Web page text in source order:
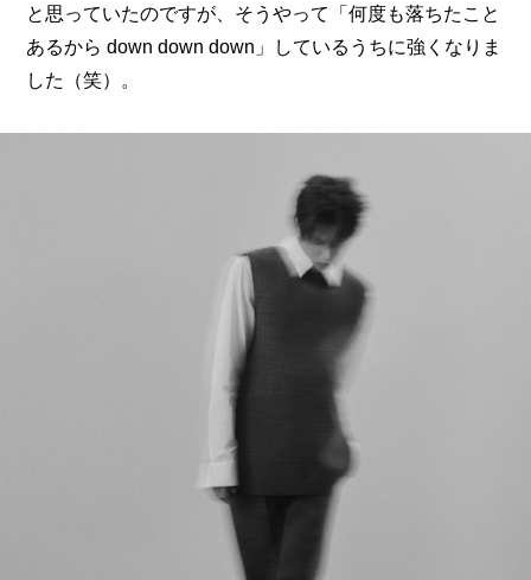
と思っていたのですが、そうやって「何度も落ちたこと
あるから down down down」しているうちに強くなりま
した（笑）。